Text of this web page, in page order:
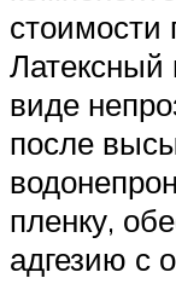
стоимости
Латексный
виде
после
пленку,
адгезию с